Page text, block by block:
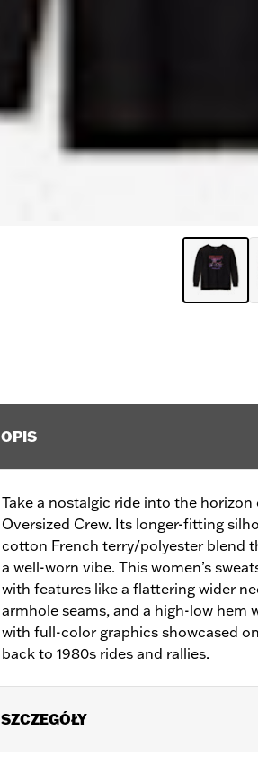
OPIS
Take a nostalgic ride into the
Oversized Crew. Its longer-fitting
cotton French terry/polyester blend
a well-worn vibe. This women’s
with features like a flattering wider
armhole seams, and a high-low hem
with full-color graphics showcased
back to 1980s rides and rallies.
SZCZEGÓŁY